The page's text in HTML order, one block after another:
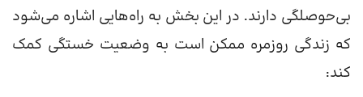
بی‌حوصلگی دارند. در این بخش به راه‌هایی اشاره می‌شود
که زندگی روزمره ممکن است به وضعیت خستگی کمک
کند: